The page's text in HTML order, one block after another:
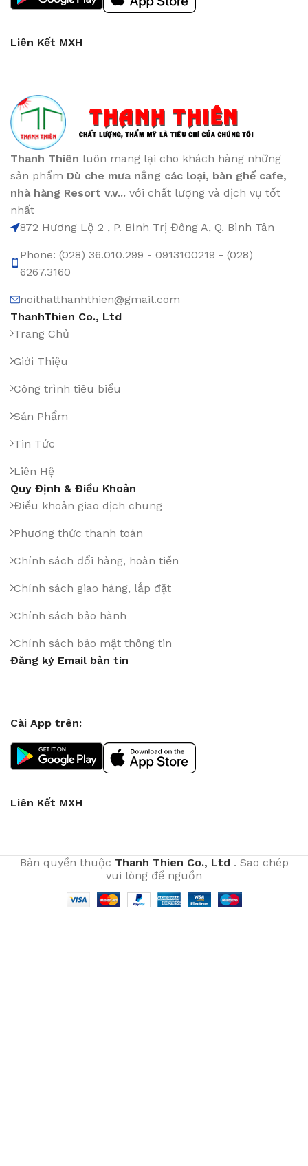
Liên Kết MXH
Thanh Thiên luôn mang lại cho khách hàng những
sản phẩm Dù che mưa nắng các loại, bàn ghế cafe,
nhà hàng Resort v.v... với chất lượng và dịch vụ tốt
nhất
872 Hương Lộ 2 , P. Bình Trị Đông A, Q. Bình Tân
Phone: (028) 36.010.299 - 0913100219 - (028)
6267.3160
noithatthanhthien@gmail.com
ThanhThien Co., Ltd
Trang Chủ
Giới Thiệu
Công trình tiêu biểu
Sản Phẩm
Tin Tức
Liên Hệ
Quy Định & Điều Khoản
Điều khoản giao dịch chung
Phương thức thanh toán
Chính sách đổi hàng, hoàn tiền
Chính sách giao hàng, lắp đặt
Chính sách bảo hành
Chính sách bảo mật thông tin
Đăng ký Email bản tin
Cài App trên:
Liên Kết MXH
Bản quyền thuộc Thanh Thien Co., Ltd. Sao chép
vui lòng để nguồn